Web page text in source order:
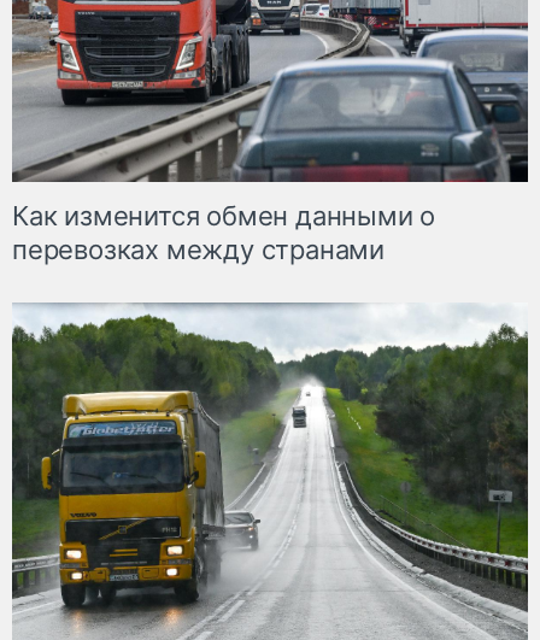
Как изменится обмен данными о
перевозках между странами